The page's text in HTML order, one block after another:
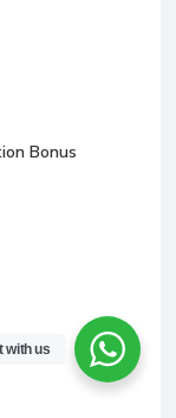
Bonus
with us